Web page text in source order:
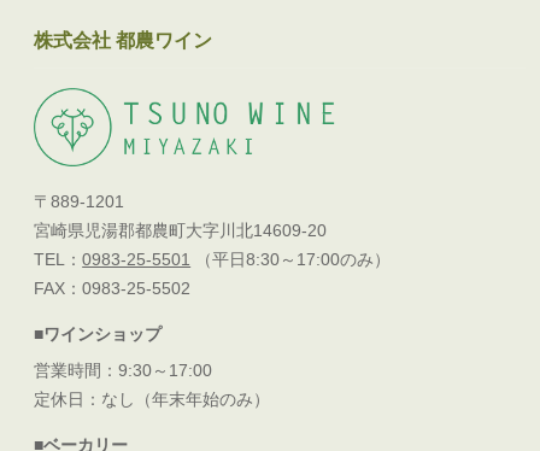
株式会社 都農ワイン
〒889-1201
宮崎県児湯郡都農町大字川北14609-20
TEL：0983-25-5501
（平日8:30～17:00のみ）
FAX：0983-25-5502
■ワインショップ
営業時間：9:30～17:00
定休日：なし（年末年始のみ）
■ベーカリー